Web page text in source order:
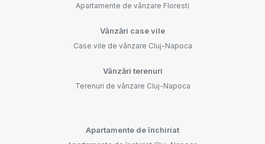
Apartamente de vânzare Floresti
Vânzări case vile
Case vile de vânzare Cluj-Napoca
Vânzări terenuri
Terenuri de vânzare Cluj-Napoca
Apartamente de închiriat